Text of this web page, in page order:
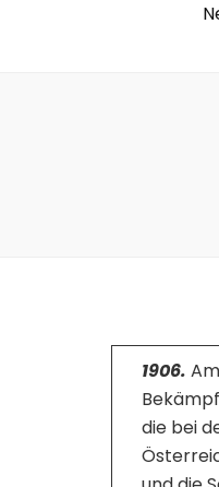
1906.
die bei